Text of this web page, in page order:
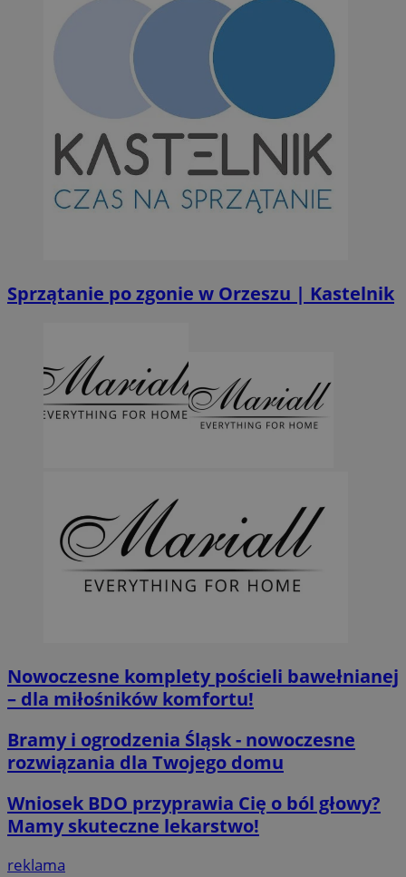
Sprzątanie po zgonie w Orzeszu | Kastelnik
Nowoczesne komplety pościeli bawełnianej
– dla miłośników komfortu!
Bramy i ogrodzenia Śląsk - nowoczesne
rozwiązania dla Twojego domu
Wniosek BDO przyprawia Cię o ból głowy?
Mamy skuteczne lekarstwo!
reklama